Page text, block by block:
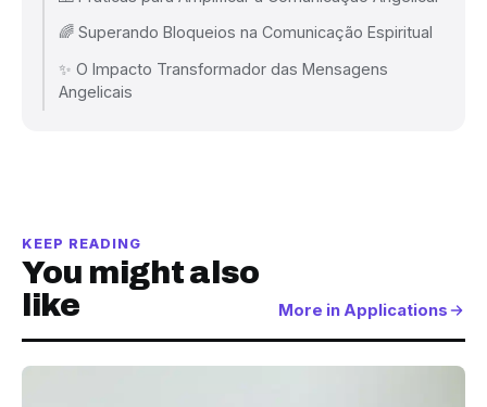
🌈 Superando Bloqueios na Comunicação Espiritual
✨ O Impacto Transformador das Mensagens
Angelicais
KEEP READING
You might also
like
More in Applications